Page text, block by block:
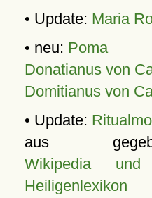
• Update: Maria
• neu: Poma
Donatianus von
Domitianus von
• Update:
aus
Wikipedia
Heiligenlexikon